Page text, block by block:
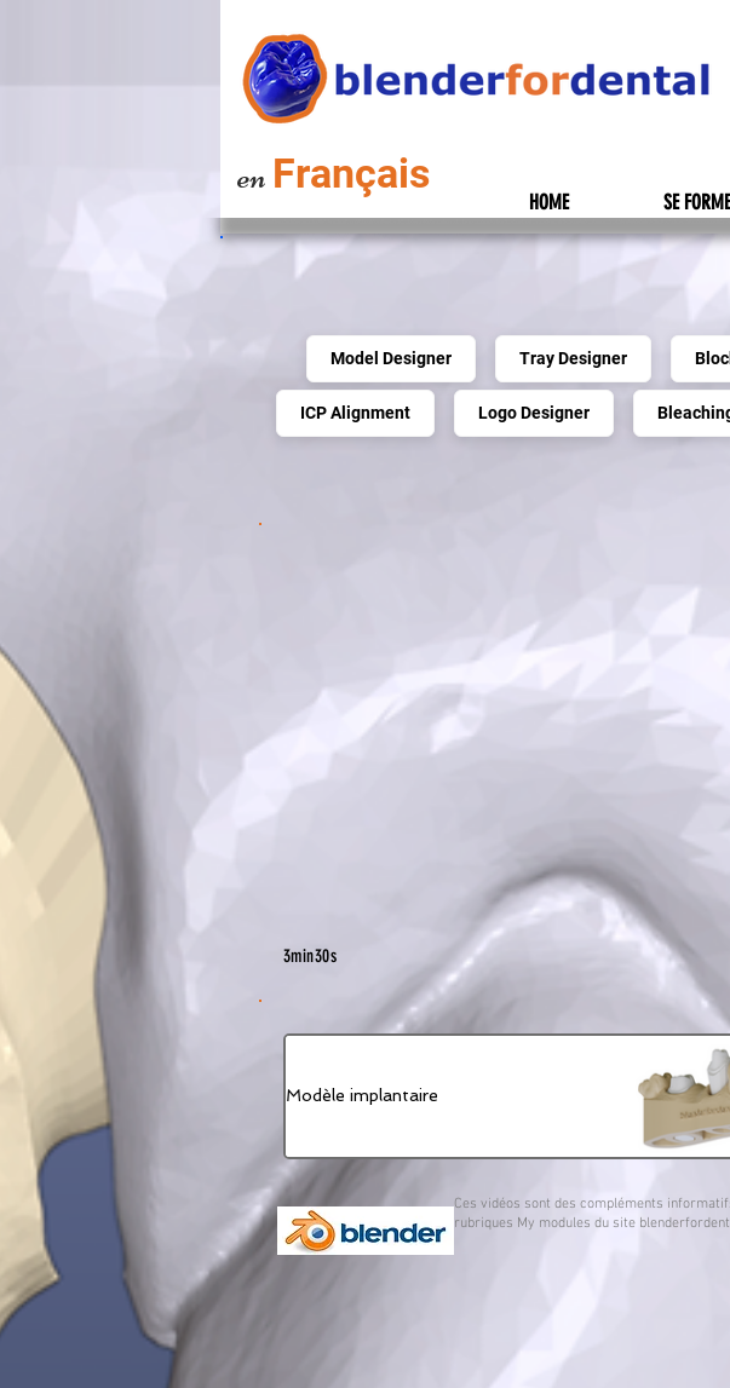
en Français
HOME SE
Model Designer Tray Designer
ICP Alignment Logo Designer
3min30s
Modèle implantaire
Ces vidéos sont des compléments
rubriques My modules du site